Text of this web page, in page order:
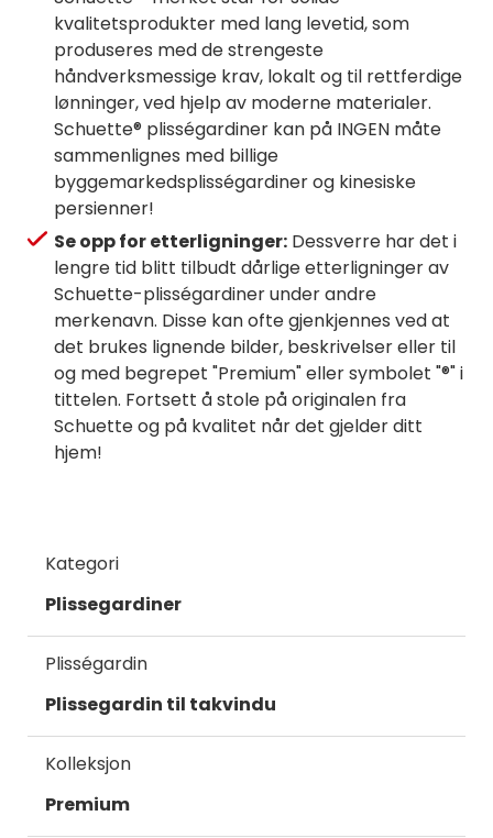
kvalitetsprodukter med lang levetid, som
produseres med de strengeste
håndverksmessige krav, lokalt og til rettferdige
lønninger, ved hjelp av moderne materialer.
Schuette® plisségardiner kan på INGEN måte
sammenlignes med billige
byggemarkedsplisségardiner og kinesiske
persienner!
Se opp for etterligninger: Dessverre har det i
lengre tid blitt tilbudt dårlige etterligninger av
Schuette-plisségardiner under andre
merkenavn. Disse kan ofte gjenkjennes ved at
det brukes lignende bilder, beskrivelser eller til
og med begrepet "Premium" eller symbolet "®" i
tittelen. Fortsett å stole på originalen fra
Schuette og på kvalitet når det gjelder ditt
hjem!
Kategori
Plissegardiner
Plisségardin
Plissegardin til takvindu
Kolleksjon
Premium